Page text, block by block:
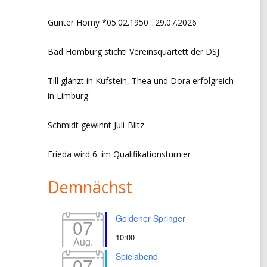
DATENSCHUTZERKLÄRUNGIn neuem Fenster öffnen
Günter Horny *05.02.1950 †29.07.2026
Bad Homburg sticht! Vereinsquartett der DSJ
Till glänzt in Kufstein, Thea und Dora erfolgreich
in Limburg
Schmidt gewinnt Juli-Blitz
Frieda wird 6. im Qualifikationsturnier
Demnächst
07
Aug.
Goldener Springer
10:00
Spielabend